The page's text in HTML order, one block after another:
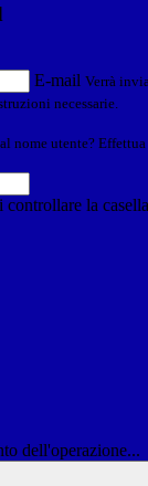
E-mail Verrà
necessarie.
nome utente?
la
dell'operazione...